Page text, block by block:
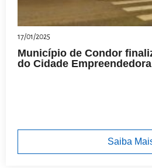
17/01/2025
Município de Condor
do Cidade Empreendedora
Saiba